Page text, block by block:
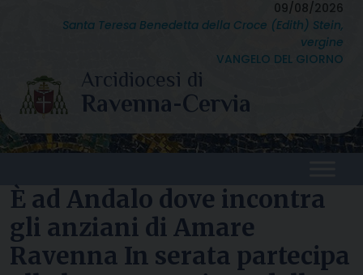
09/08/2026
Santa Teresa Benedetta della Croce (Edith) Stein,
vergine
VANGELO DEL GIORNO
È ad Andalo dove incontra
gli anziani di Amare
Ravenna In serata partecipa